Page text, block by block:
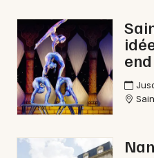
Newsletter des sorties
Artistes en tournée
Actus à Ancenis-Saint-
end